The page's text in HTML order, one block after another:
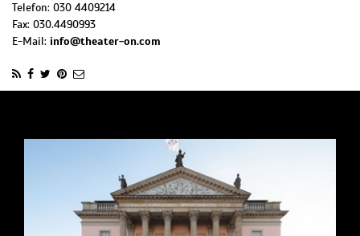
Telefon: 030 4409214
Fax: 030.4490993
E-Mail: info@theater-on.com